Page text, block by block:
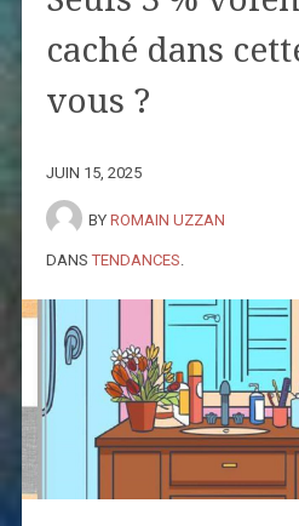
caché dans
vous ?
JUIN 15, 2025
BY ROMAIN UZZAN
DANS TENDANCES